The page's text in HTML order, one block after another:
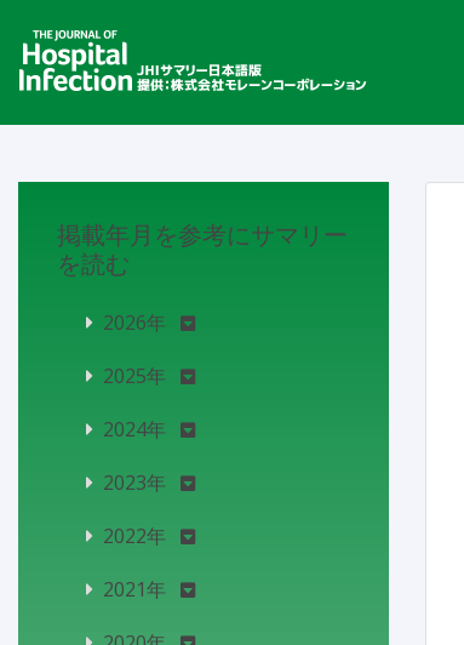
掲載年月を参考にサマリー
を読む
2026年
2025年
2024年
2023年
2022年
2021年